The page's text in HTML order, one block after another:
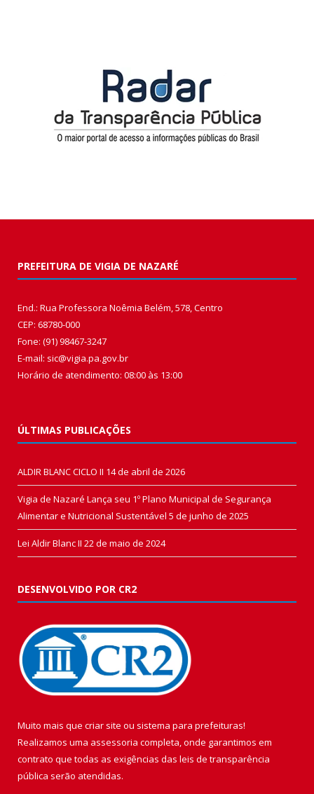
PREFEITURA DE VIGIA DE NAZARÉ
End.: Rua Professora Noêmia Belém, 578, Centro
CEP: 68780-000
Fone: (91) 98467-3247
E-mail: sic@vigia.pa.gov.br
Horário de atendimento: 08:00 às 13:00
ÚLTIMAS PUBLICAÇÕES
ALDIR BLANC CICLO II 14 de abril de 2026
Vigia de Nazaré Lança seu 1º Plano Municipal de Segurança
Alimentar e Nutricional Sustentável 5 de junho de 2025
Lei Aldir Blanc II 22 de maio de 2024
DESENVOLVIDO POR CR2
Muito mais que criar site ou sistema para prefeituras!
Realizamos uma assessoria completa, onde garantimos em
contrato que todas as exigências das leis de transparência
pública serão atendidas.